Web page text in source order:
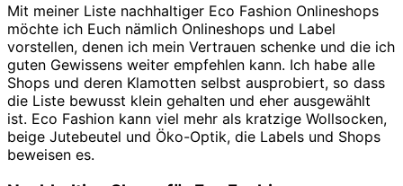
Mit meiner Liste nachhaltiger Eco Fashion Onlineshops
möchte ich Euch nämlich Onlineshops und Label
vorstellen, denen ich mein Vertrauen schenke und die ich
guten Gewissens weiter empfehlen kann. Ich habe alle
Shops und deren Klamotten selbst ausprobiert, so dass
die Liste bewusst klein gehalten und eher ausgewählt
ist. Eco Fashion kann viel mehr als kratzige Wollsocken,
beige Jutebeutel und Öko-Optik, die Labels und Shops
beweisen es.